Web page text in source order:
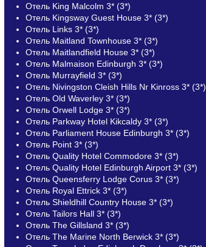
Отель King Malcolm 3* (3*)
Отель Kingsway Guest House 3* (3*)
Отель Links 3* (3*)
Отель Maitland Townhouse 3* (3*)
Отель Maitlandfield House 3* (3*)
Отель Malmaison Edinburgh 3* (3*)
Отель Murrayfield 3* (3*)
Отель Nivingston Cleish Hills Nr Kinross 3* (3*)
Отель Old Waverley 3* (3*)
Отель Orwell Lodge 3* (3*)
Отель Parkway Hotel Kikcaldy 3* (3*)
Отель Parliament House Edinburgh 3* (3*)
Отель Point 3* (3*)
Отель Quality Hotel Commodore 3* (3*)
Отель Quality Hotel Edinburgh Airport 3* (3*)
Отель Queensferry Lodge Corus 3* (3*)
Отель Royal Ettrick 3* (3*)
Отель Shieldhill Country House 3* (3*)
Отель Tailors Hall 3* (3*)
Отель The Gillsland 3* (3*)
Отель The Marine North Berwick 3* (3*)